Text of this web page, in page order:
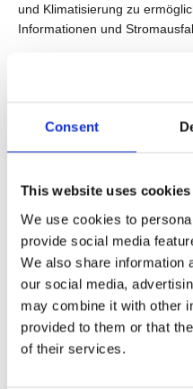
Consent
This website uses cookies
We use cookies to
provide social media
We also share information
our social media,
may combine it with other
provided to them or that
of their services.
und Klimatisierung zu
Informationen und
Im Gebiet der Baugeräte
zuverlässig und langlebig, um
Staubbrunnen umzugehen.